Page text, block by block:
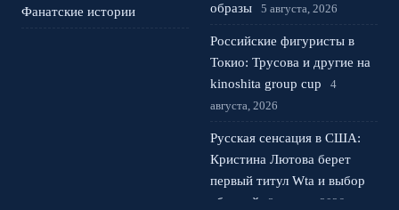
Фанатские истории
образы
5 августа, 2026
Российские фигуристы в
Токио: Трусова и другие на
kinoshita group cup
4
августа, 2026
Русская сенсация в США:
Кристина Лютова берет
первый титул Wta и выбор
сборной
3 августа, 2026